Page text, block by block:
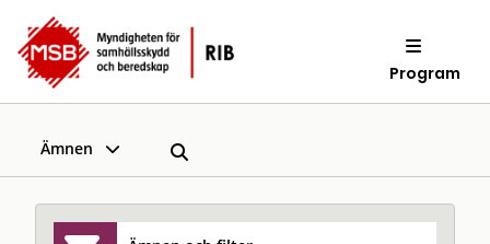
Program
Ämnen